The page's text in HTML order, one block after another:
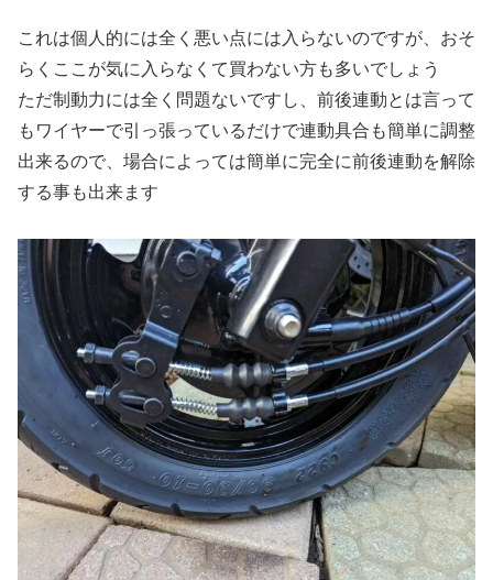
これは個人的には全く悪い点には入らないのですが、おそ
らくここが気に入らなくて買わない方も多いでしょう
ただ制動力には全く問題ないですし、前後連動とは言って
もワイヤーで引っ張っているだけで連動具合も簡単に調整
出来るので、場合によっては簡単に完全に前後連動を解除
する事も出来ます